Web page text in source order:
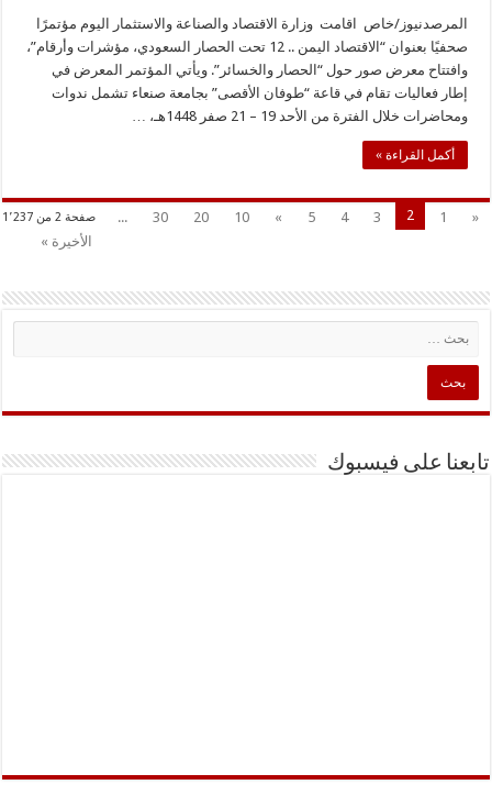
المرصدنيوز/خاص اقامت وزارة الاقتصاد والصناعة والاستثمار اليوم مؤتمرًا
صحفيًا بعنوان “الاقتصاد اليمن .. 12 تحت الحصار السعودي، مؤشرات وأرقام”،
وافتتاح معرض صور حول “الحصار والخسائر”. ويأتي المؤتمر المعرض في
إطار فعاليات تقام في قاعة “طوفان الأقصى” بجامعة صنعاء تشمل ندوات
ومحاضرات خلال الفترة من الأحد 19 – 21 صفر 1448هـ، …
أكمل القراءة »
صفحة 2 من 1٬237 «
1
2
3
4
5
»
10
20
30
...
الأخيرة »
تابعنا على فيسبوك